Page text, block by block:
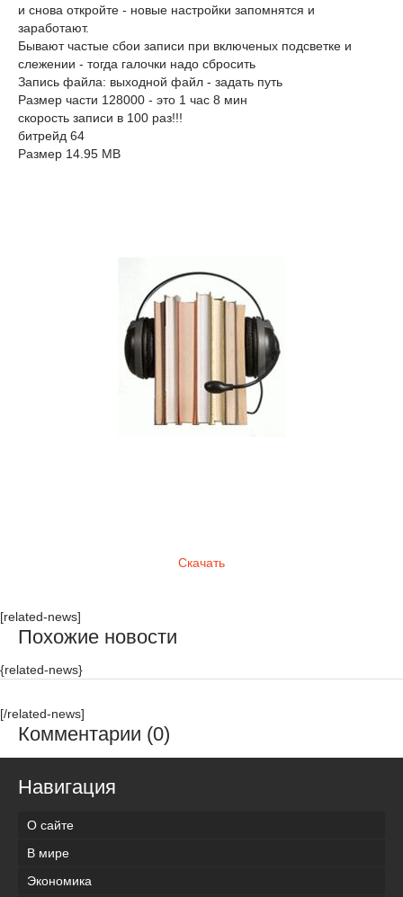
и снова откройте - новые настройки запомнятся и
заработают.
Бывают частые сбои записи при включеных подсветке и
слежении - тогда галочки надо сбросить
Запись файла: выходной файл - задать путь
Размер части 128000 - это 1 час 8 мин
скорость записи в 100 раз!!!
битрейд 64
Размер 14.95 MB
Скачать
[related-news]
Похожие новости
{related-news}
[/related-news]
Комментарии (0)
Навигация
О сайте
В мире
Экономика